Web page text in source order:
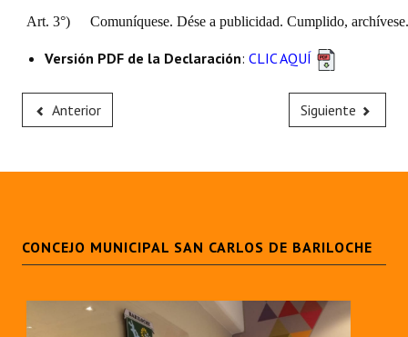
Art. 3°) Comuníquese. Dése a publicidad. Cumplido, archívese.
Versión PDF de la Declaración: CLIC AQUÍ
Anterior Siguiente
CONCEJO MUNICIPAL SAN CARLOS DE BARILOCHE